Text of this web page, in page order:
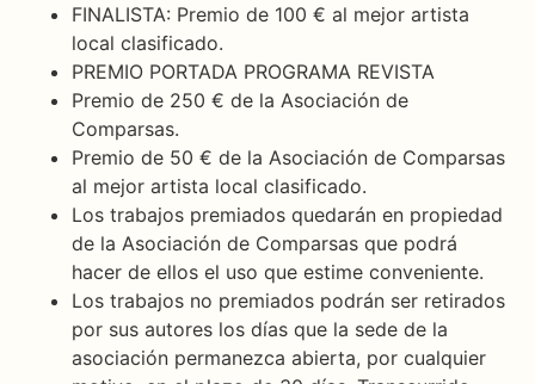
FINALISTA: Premio de 100 € al mejor artista
local clasificado.
PREMIO PORTADA PROGRAMA REVISTA
Premio de 250 € de la Asociación de
Comparsas.
Premio de 50 € de la Asociación de Comparsas
al mejor artista local clasificado.
Los trabajos premiados quedarán en propiedad
de la Asociación de Comparsas que podrá
hacer de ellos el uso que estime conveniente.
Los trabajos no premiados podrán ser retirados
por sus autores los días que la sede de la
asociación permanezca abierta, por cualquier